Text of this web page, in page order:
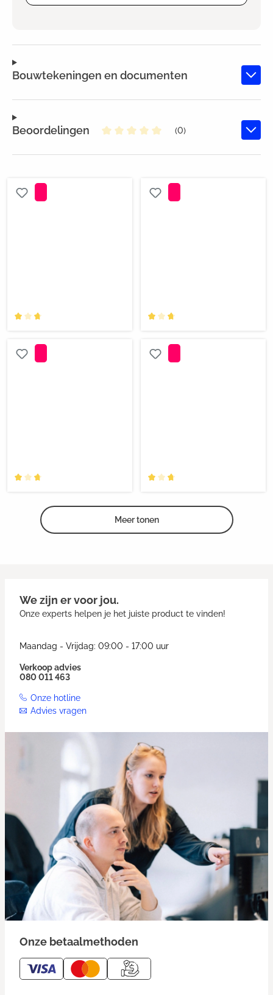
Bouwtekeningen en documenten
Beoordelingen
(0)
Meer tonen
We zijn er voor jou.
Onze experts helpen je het juiste product te vinden!
Maandag - Vrijdag: 09:00 - 17:00 uur
Verkoop advies
080 011 463
Onze hotline
Advies vragen
Onze betaalmethoden